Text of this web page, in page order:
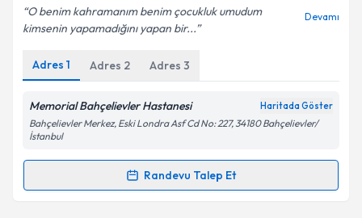
Metni 'ni okudum ve kişisel verilerimin belirtilen
O benim kahramanım benim çocukluk umudum
kimsenin yapamadığını yapan bir...
Devamı
Adres 1 Adres 2 Adres 3
Memorial Bahçelievler Hastanesi Haritada Göster
Bahçelievler Merkez, Eski Londra Asf Cd No: 227, 34180 Bahçelievler/
İstanbul
Randevu Talep Et
Randevu Takvimi Talebi